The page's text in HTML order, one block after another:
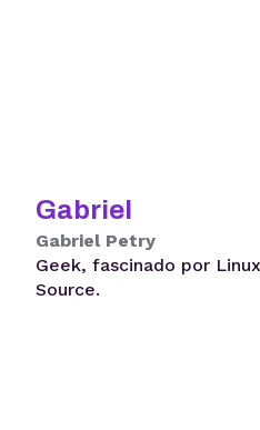
Gabriel
Gabriel Petry
Geek, fascinado por
Source.